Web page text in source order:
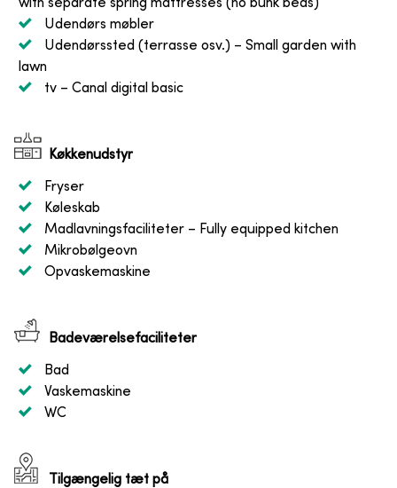
with separate spring mattresses (no bunk beds)
Udendørs møbler
Udendørssted (terrasse osv.) – Small garden with
lawn
tv – Canal digital basic
Køkkenudstyr
Fryser
Køleskab
Madlavningsfaciliteter – Fully equipped kitchen
Mikrobølgeovn
Opvaskemaskine
Badeværelsefaciliteter
Bad
Vaskemaskine
WC
Tilgængelig tæt på